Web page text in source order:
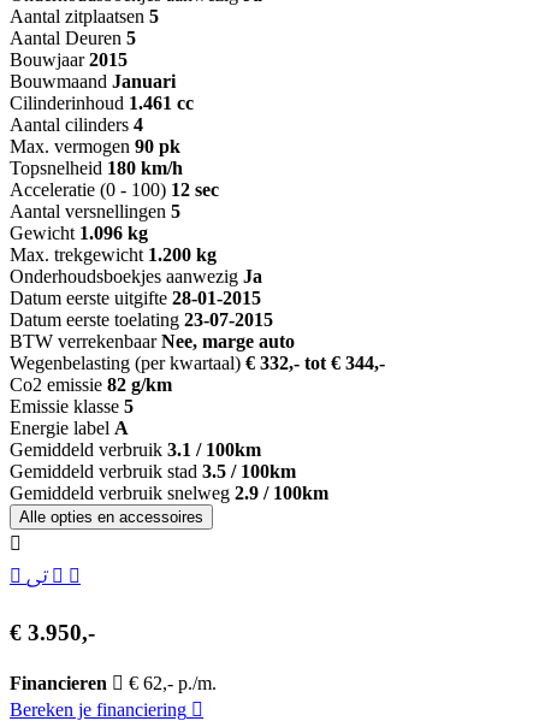
Aantal zitplaatsen 5
Aantal Deuren 5
Bouwjaar 2015
Bouwmaand Januari
Cilinderinhoud 1.461 cc
Aantal cilinders 4
Max. vermogen 90 pk
Topsnelheid 180 km/h
Acceleratie (0 - 100) 12 sec
Aantal versnellingen 5
Gewicht 1.096 kg
Max. trekgewicht 1.200 kg
Onderhoudsboekjes aanwezig Ja
Datum eerste uitgifte 28-01-2015
Datum eerste toelating 23-07-2015
BTW verrekenbaar Nee, marge auto
Wegenbelasting (per kwartaal) € 332,- tot € 344,-
Co2 emissie 82 g/km
Emissie klasse 5
Energie label A
Gemiddeld verbruik 3.1 / 100km
Gemiddeld verbruik stad 3.5 / 100km
Gemiddeld verbruik snelweg 2.9 / 100km
Alle opties en accessoires
€ 3.950,-
Financieren
€ 62,- p./m.
Bereken je financiering